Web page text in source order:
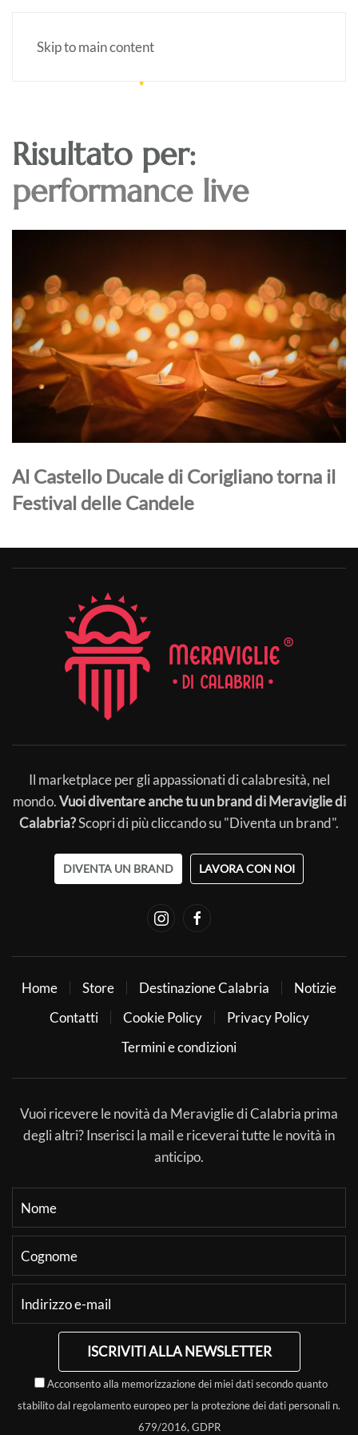
Skip to main content
Risultato per:
performance live
Al Castello Ducale di Corigliano torna il
Festival delle Candele
Il marketplace per gli appassionati di calabresità, nel
mondo.Vuoi diventare anche tu un brand di Meraviglie di
Calabria?Scopri di più cliccando su "Diventa un brand".
DIVENTA UN BRAND LAVORA CON NOI
Home Store Destinazione Calabria
Notizie
Contatti
Cookie Policy
Privacy Policy
Termini e condizioni
Vuoi ricevere le novità da Meraviglie di Calabria prima
degli altri? Inserisci la mail e riceverai tutte le novità in
anticipo.
ISCRIVITI ALLA NEWSLETTER
Acconsento alla memorizzazione dei miei dati secondo quanto
stabilito dal regolamento europeo per la protezione dei dati personali n.
679/2016, GDPR